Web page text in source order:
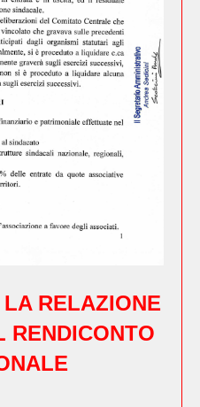
RELAZIONE
RENDICONTO